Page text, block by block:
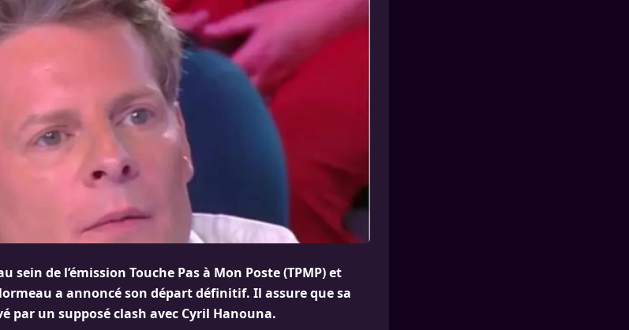
sein de l’émission Touche Pas à Mon Poste (TPMP) et
a annoncé son départ définitif. Il assure que sa
par un supposé clash avec Cyril Hanouna.